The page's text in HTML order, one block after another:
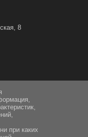
8
при каких